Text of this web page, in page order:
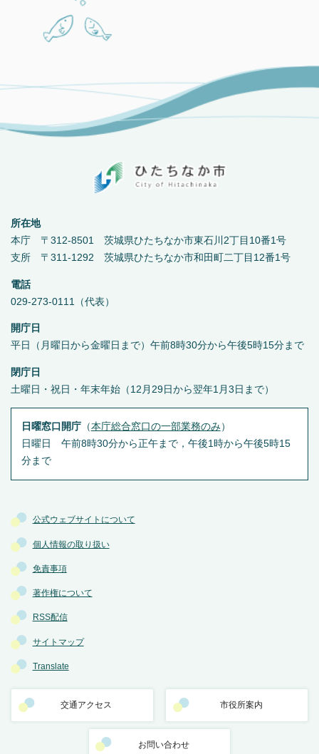
公式ウェブサイトについて
個人情報の取り扱い
免責事項
著作権について
RSS配信
サイトマップ
Translate
交通アクセス 市役所案内
お問い合わせ
所在地
本庁 〒312-8501 茨城県ひたちなか市東石川2丁目10番1号
支所 〒311-1292 茨城県ひたちなか市和田町二丁目12番1号
電話
029-273-0111（代表）
開庁日
平日（月曜日から金曜日まで）午前8時30分から午後5時15分まで
閉庁日
土曜日・祝日・年末年始（12月29日から翌年1月3日まで）
日曜窓口開庁（本庁総合窓口の一部業務のみ ）
日曜日 午前8時30分から正午まで，午後1時から午後5時15
分まで